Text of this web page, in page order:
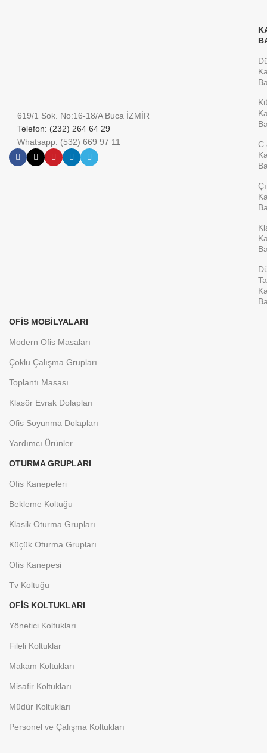
619/1 Sok. No:16-18/A Buca İZMİR
Telefon: (232) 264 64 29
Whatsapp: (532) 669 97 11
C
OFIS MOBILYALARI
Modern Ofis Masaları
Çoklu Çalışma Grupları
Toplantı Masası
Klasör Evrak Dolapları
Ofis Soyunma Dolapları
Yardımcı Ürünler
OTURMA GRUPLARI
Ofis Kanepeleri
Bekleme Koltuğu
Klasik Oturma Grupları
Küçük Oturma Grupları
Ofis Kanepesi
Tv Koltuğu
OFIS KOLTUKLARI
Yönetici Koltukları
Fileli Koltuklar
Makam Koltukları
Misafir Koltukları
Müdür Koltukları
Personel ve Çalışma Koltukları